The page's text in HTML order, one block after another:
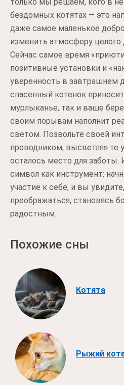
бездомных котятах — это
даже самое маленькое
изменить атмосферу
Сейчас самое время
позитивные установки и
уверенность в завтрашнем
спасенный котенок
мурлыканье, так и ваше
своим порывам наполнит
светом. Позвольте своей
проводником, высветляя те
осталось место для заботы.
символ как инструмент:
участие к себе, и вы
преображаться, становясь
радостным.
Похожие сны
Котята
Рыжий